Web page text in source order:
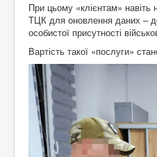
При цьому «клієнтам» навіть
ТЦК для оновлення даних –
особистої присутності
Вартість такої «послуги»